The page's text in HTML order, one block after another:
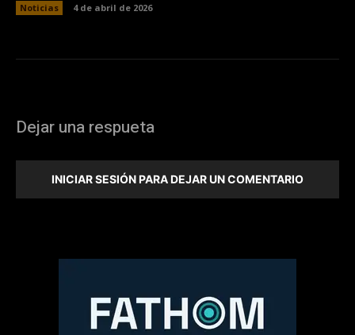
Noticias 4 de abril de 2026
Dejar una respueta
INICIAR SESIÓN PARA DEJAR UN COMENTARIO